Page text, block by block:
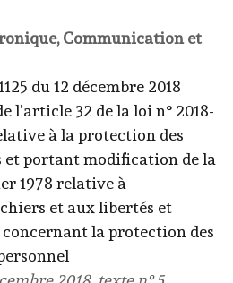
Communication et
du 12 décembre 2018
l’article 32 de la loi n° 2018-
à la protection des
et portant modification de la
1978 relative à
et aux libertés et
la protection des